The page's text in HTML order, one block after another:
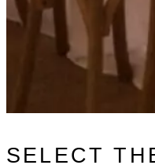
SELECT